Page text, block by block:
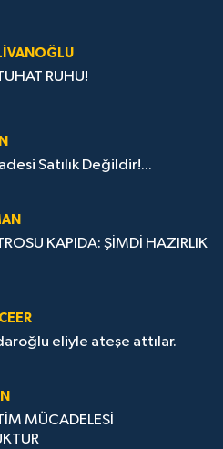
RUHU!
Satılık Değildir!...
KAPIDA: ŞİMDİ HAZIRLIK
eliyle ateşe attılar.
MÜCADELESİ